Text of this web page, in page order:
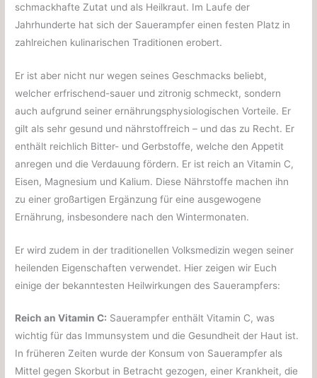
schmackhafte Zutat und als Heilkraut. Im Laufe der
Jahrhunderte hat sich der Sauerampfer einen festen Platz in
zahlreichen kulinarischen Traditionen erobert.
Er ist aber nicht nur wegen seines Geschmacks beliebt,
welcher erfrischend-sauer und zitronig schmeckt, sondern
auch aufgrund seiner ernährungsphysiologischen Vorteile. Er
gilt als sehr gesund und nährstoffreich – und das zu Recht. Er
enthält reichlich Bitter- und Gerbstoffe, welche den Appetit
anregen und die Verdauung fördern. Er ist reich an Vitamin C,
Eisen, Magnesium und Kalium. Diese Nährstoffe machen ihn
zu einer großartigen Ergänzung für eine ausgewogene
Ernährung, insbesondere nach den Wintermonaten.
Er wird zudem in der traditionellen Volksmedizin wegen seiner
heilenden Eigenschaften verwendet. Hier zeigen wir Euch
einige der bekanntesten Heilwirkungen des Sauerampfers:
Reich an Vitamin C: Sauerampfer enthält Vitamin C, was
wichtig für das Immunsystem und die Gesundheit der Haut ist.
In früheren Zeiten wurde der Konsum von Sauerampfer als
Mittel gegen Skorbut in Betracht gezogen, einer Krankheit, die